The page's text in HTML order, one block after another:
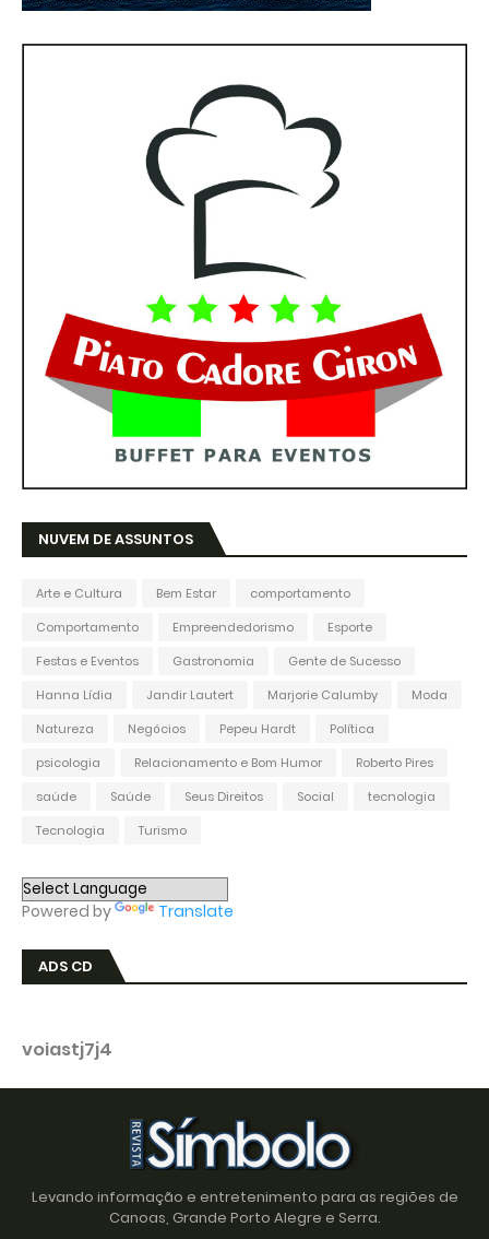
NUVEM DE ASSUNTOS
Arte e Cultura Bem Estar
comportamento
Comportamento
Empreendedorismo
Esporte
Festas e Eventos
Gastronomia
Gente de Sucesso
Hanna Lídia
Jandir Lautert Marjorie Calumby
Moda
Natureza
Negócios Pepeu Hardt
Política
psicologia
Relacionamento e Bom Humor
Roberto Pires
saúde
Saúde Seus Direitos Social
tecnologia
Tecnologia
Turismo
Powered by Translate
ADS CD
voiastj7j4
Levando informação e entretenimento para as regiões de
Canoas, Grande Porto Alegre e Serra.